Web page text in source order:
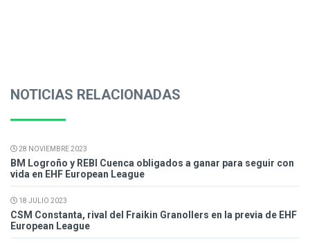
NOTICIAS RELACIONADAS
28 NOVIEMBRE 2023
BM Logroño y REBI Cuenca obligados a ganar para seguir con
vida en EHF European League
18 JULIO 2023
CSM Constanta, rival del Fraikin Granollers en la previa de EHF
European League